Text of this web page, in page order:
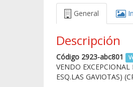
General
Descripción
Código 2923-abc801
VENDO
ESQ.LAS GAVIOTAS)